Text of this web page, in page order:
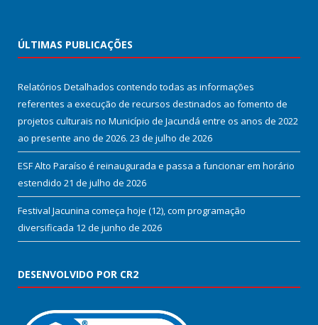
ÚLTIMAS PUBLICAÇÕES
Relatórios Detalhados contendo todas as informações
referentes a execução de recursos destinados ao fomento de
projetos culturais no Município de Jacundá entre os anos de 2022
ao presente ano de 2026. 23 de julho de 2026
ESF Alto Paraíso é reinaugurada e passa a funcionar em horário
estendido 21 de julho de 2026
Festival Jacunina começa hoje (12), com programação
diversificada 12 de junho de 2026
DESENVOLVIDO POR CR2